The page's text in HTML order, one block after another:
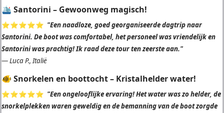
🛳️ Santorini – Gewoonweg magisch!
⭐️⭐️⭐️⭐️⭐️ "Een naadloze, goed georganiseerde dagtrip naar
Santorini. De boot was comfortabel, het personeel was vriendelijk en
Santorini was prachtig! Ik raad deze tour ten zeerste aan."
—Luca P., Italië
🐠 Snorkelen en boottocht – Kristalhelder water!
⭐️⭐️⭐️⭐️⭐️ "Een ongelooflijke ervaring! Het water was zo helder, de
snorkelplekken waren geweldig en de bemanning van de boot zorgde